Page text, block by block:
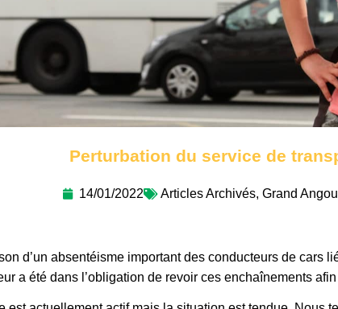
Perturbation du service de
14/01/2022 Articles Archivés, Grand
d’un absentéisme important des conducteurs de cars
a été dans l’obligation de revoir ces enchaînements